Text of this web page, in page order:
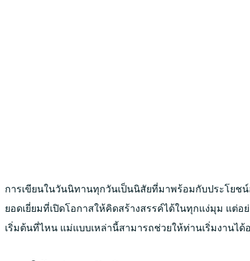
การเขียนในวันนิทานทุกวันเป็นนิสัยที่มาพร้อมกับประโยช
ยอดเยี่ยมที่เปิดโอกาสให้คิดสร้างสรรค์ได้ในทุกแง่มุม แต่
เริ่มต้นที่ไหน แม่แบบเหล่านี้สามารถช่วยให้ท่านเริ่มงานได้อ